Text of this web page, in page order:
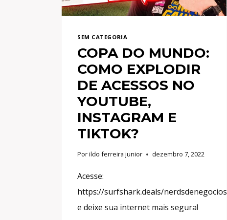
AFILIADO
SEM CATEGORIA
COPA DO MUNDO:
COMO EXPLODIR
DE ACESSOS NO
YOUTUBE,
INSTAGRAM E
TIKTOK?
Porildo ferreira junior dezembro 7, 2022
Acesse:
https://surfshark.deals/nerdsdenegocios
e deixe sua internet mais segura!